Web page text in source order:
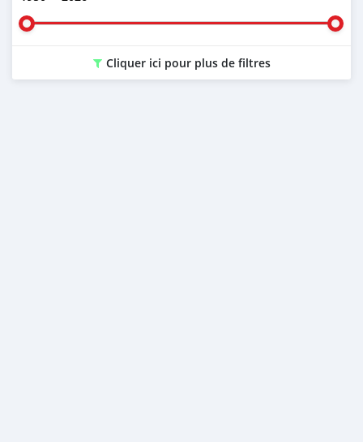
Cliquer ici pour plus de filtres